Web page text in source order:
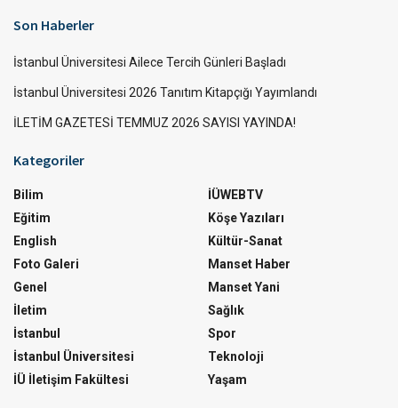
Son Haberler
İstanbul Üniversitesi Ailece Tercih Günleri Başladı
İstanbul Üniversitesi 2026 Tanıtım Kitapçığı Yayımlandı
İLETİM GAZETESİ TEMMUZ 2026 SAYISI YAYINDA!
Kategoriler
Bilim
Eğitim
English
Foto Galeri
Genel
İletim
İstanbul
İstanbul Üniversitesi
İÜ İletişim Fakültesi
İÜWEBTV
Köşe Yazıları
Kültür-Sanat
Manset Haber
Manset Yani
Sağlık
Spor
Teknoloji
Yaşam